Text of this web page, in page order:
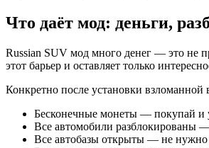
Что даёт мод: деньги,
Russian SUV мод много денег — это не
этот барьер и оставляет только
Конкретно после установки взломанной
Бесконечные монеты — покупай
Все автомобили разблокированы —
Все автобазы открыты — не нужно